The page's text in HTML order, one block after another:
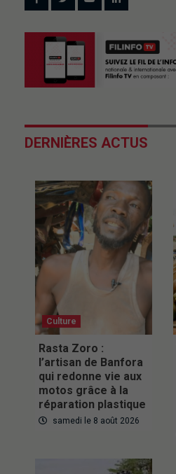
DERNIÈRES ACTUS
Culture
Rasta Zoro :
l’artisan de Banfora
qui redonne vie aux
motos grâce à la
réparation plastique
samedi le 8 août 2026